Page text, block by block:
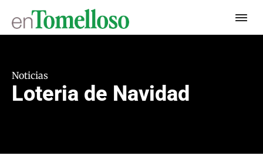
Noticias
Loteria de Navidad